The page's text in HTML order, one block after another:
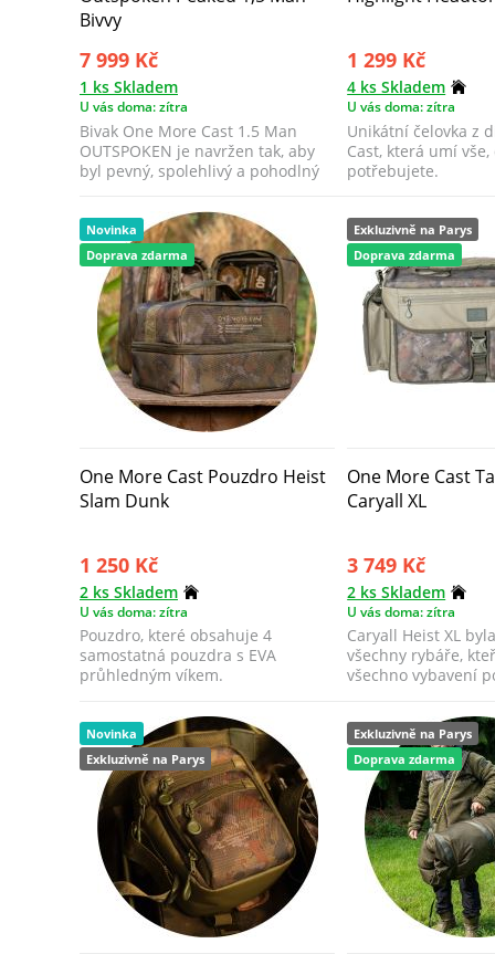
Bivvy
7 999 Kč
1 ks Skladem
U vás doma: zítra
Bivak One More Cast 1.5 Man
OUTSPOKEN je navržen tak, aby
byl pevný, spolehlivý a pohodlný
1 299 Kč
4 ks Skladem
U vás doma: zítra
Unikátní čelovka z
Cast, která umí
potřebujete.
Novinka
Doprava zdarma
One More Cast Pouzdro Heist
Slam Dunk
1 250 Kč
2 ks Skladem
U vás doma: zítra
Pouzdro, které obsahuje 4
samostatná pouzdra s EVA
průhledným víkem.
Exkluzivně na Parys
Doprava zdarma
One More Cast
Caryall XL
3 749 Kč
2 ks Skladem
U vás doma: zítra
Caryall Heist XL
všechny rybáře,
všechno vybavení
Novinka
Exkluzivně na Parys
Exkluzivně na Parys
Doprava zdarma